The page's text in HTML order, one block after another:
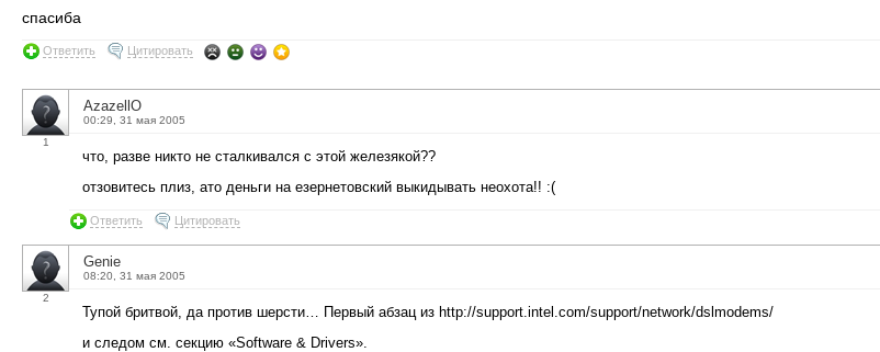
спасиба
Ответить Цитировать
1
AzazellO
00:29, 31 мая 2005
что, разве никто не сталкивался с этой железякой??
отзовитесь плиз, ато деньги на езернетовский выкидывать неохота!! :(
Ответить Цитировать
2
Genie
08:20, 31 мая 2005
Тупой бритвой, да против шерсти… Первый абзац из http://support.intel.com/support/network/dslmodems/
и следом см. секцию «Software & Drivers».